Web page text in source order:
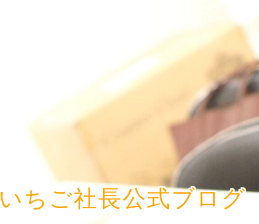
いちご社長公式ブログ